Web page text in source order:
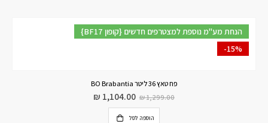
{BF17 קופון} הנחת מע"מ נוספת למצטרפים חדשים
-15%
פח טאץ 36 ליטר BO Brabantia
₪1,299.00
₪ 1,104.00
הוספה לסל